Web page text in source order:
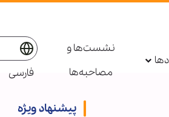
نشست‌ها و
مصاحبه‌ها
فارسی
پیشنهاد ویژه